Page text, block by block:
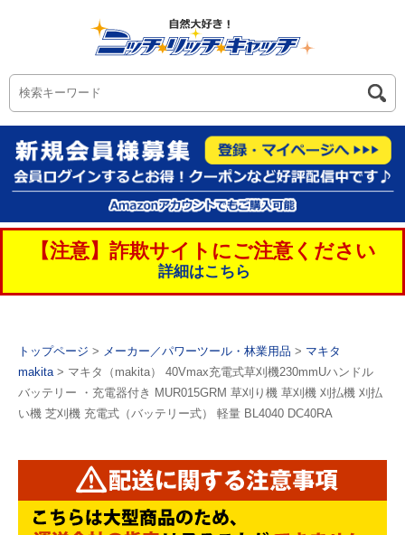
【注意】詐欺サイトにご注意ください
詳細はこちら
トップページ > メーカー／パワーツール・林業用品 > マキタ
makita> マキタ（makita） 40Vmax充電式草刈機230mmUハンドル
バッテリー ・充電器付き MUR015GRM 草刈り機 草刈機 刈払機 刈払
い機 芝刈機 充電式（バッテリー式） 軽量 BL4040 DC40RA